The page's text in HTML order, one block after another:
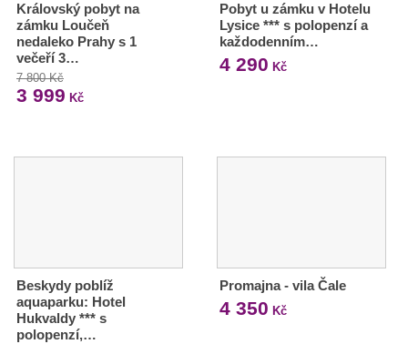
Královský pobyt na
zámku Loučeň
nedaleko Prahy s 1
večeří 3…
7 800 Kč
3 999 Kč
Pobyt u zámku v Hotelu
Lysice *** s polopenzí a
každodenním…
4 290 Kč
Beskydy poblíž
aquaparku: Hotel
Hukvaldy *** s
polopenzí,…
Promajna - vila Čale
4 350 Kč